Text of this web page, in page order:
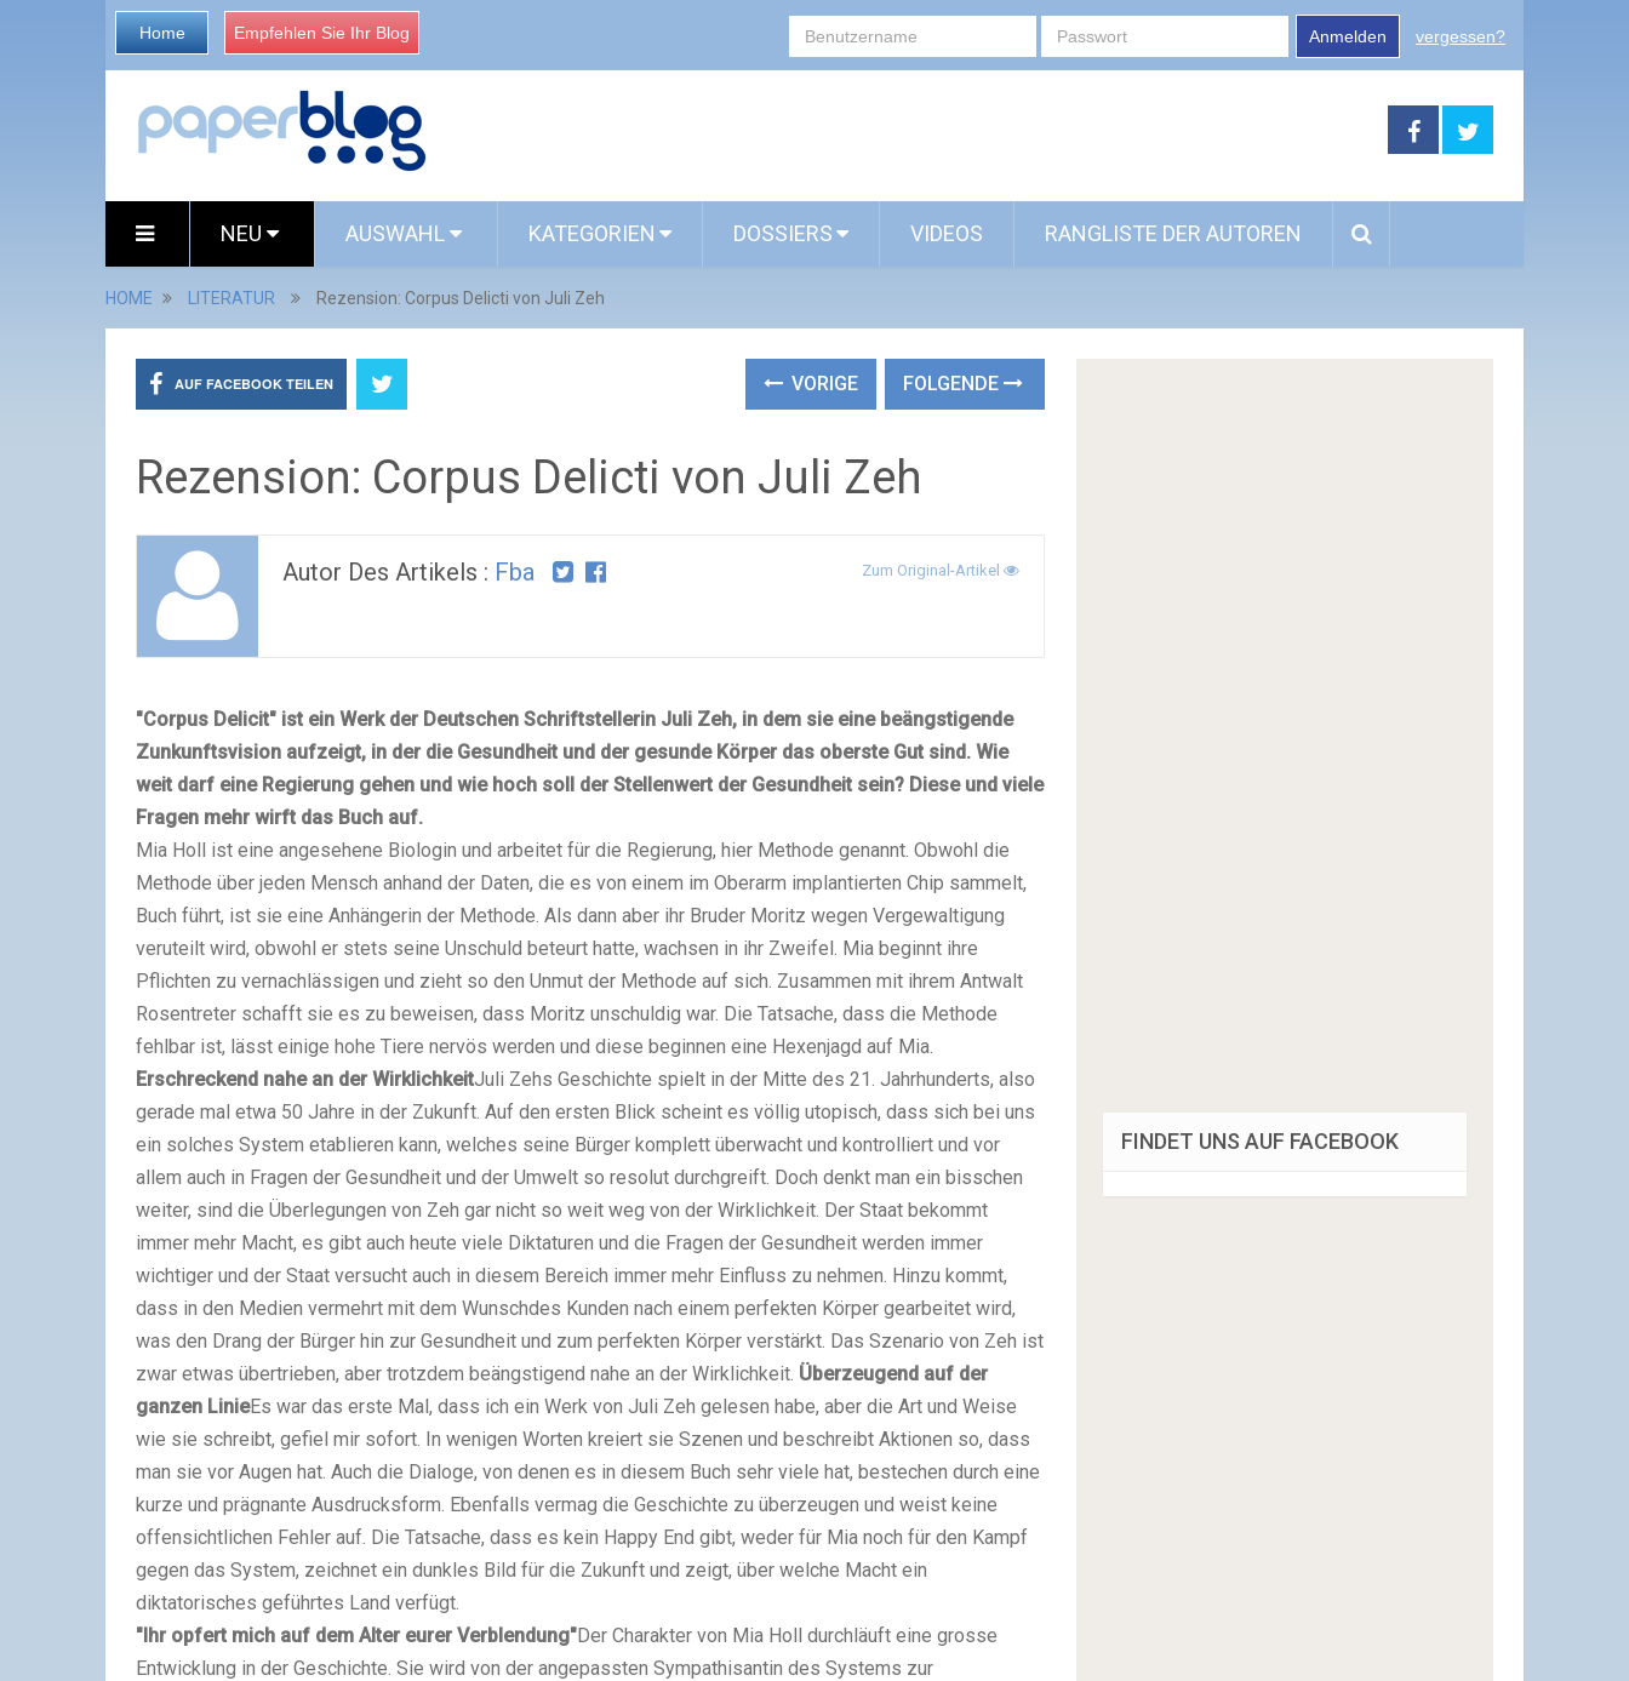
Home Empfehlen Sie Ihr Blog Anmelden vergessen?
NEU AUSWAHL KATEGORIEN DOSSIERS VIDEOS RANGLISTE DER AUTOREN
HOME LITERATUR Rezension: Corpus Delicti von Juli Zeh
AUF FACEBOOK TEILEN VORIGE FOLGENDE
Rezension: Corpus Delicti von Juli Zeh
Autor Des Artikels : Fba Zum Original-Artikel
"Corpus Delicit" ist ein Werk der Deutschen Schriftstellerin Juli Zeh, in dem sie eine beängstigende
Zunkunftsvision aufzeigt, in der die Gesundheit und der gesunde Körper das oberste Gut sind. Wie
weit darf eine Regierung gehen und wie hoch soll der Stellenwert der Gesundheit sein? Diese und viele
Fragen mehr wirft das Buch auf.
Mia Holl ist eine angesehene Biologin und arbeitet für die Regierung, hier Methode genannt. Obwohl die
Methode über jeden Mensch anhand der Daten, die es von einem im Oberarm implantierten Chip sammelt,
Buch führt, ist sie eine Anhängerin der Methode. Als dann aber ihr Bruder Moritz wegen Vergewaltigung
veruteilt wird, obwohl er stets seine Unschuld beteurt hatte, wachsen in ihr Zweifel. Mia beginnt ihre
Pflichten zu vernachlässigen und zieht so den Unmut der Methode auf sich. Zusammen mit ihrem Antwalt
Rosentreter schafft sie es zu beweisen, dass Moritz unschuldig war. Die Tatsache, dass die Methode
fehlbar ist, lässt einige hohe Tiere nervös werden und diese beginnen eine Hexenjagd auf Mia.
Erschreckend nahe an der WirklichkeitJuli Zehs Geschichte spielt in der Mitte des 21. Jahrhunderts, also
gerade mal etwa 50 Jahre in der Zukunft. Auf den ersten Blick scheint es völlig utopisch, dass sich bei uns
ein solches System etablieren kann, welches seine Bürger komplett überwacht und kontrolliert und vor
allem auch in Fragen der Gesundheit und der Umwelt so resolut durchgreift. Doch denkt man ein bisschen
weiter, sind die Überlegungen von Zeh gar nicht so weit weg von der Wirklichkeit. Der Staat bekommt
immer mehr Macht, es gibt auch heute viele Diktaturen und die Fragen der Gesundheit werden immer
wichtiger und der Staat versucht auch in diesem Bereich immer mehr Einfluss zu nehmen. Hinzu kommt,
dass in den Medien vermehrt mit dem Wunschdes Kunden nach einem perfekten Körper gearbeitet wird,
was den Drang der Bürger hin zur Gesundheit und zum perfekten Körper verstärkt. Das Szenario von Zeh ist
zwar etwas übertrieben, aber trotzdem beängstigend nahe an der Wirklichkeit. Überzeugend auf der
ganzen LinieEs war das erste Mal, dass ich ein Werk von Juli Zeh gelesen habe, aber die Art und Weise
wie sie schreibt, gefiel mir sofort. In wenigen Worten kreiert sie Szenen und beschreibt Aktionen so, dass
man sie vor Augen hat. Auch die Dialoge, von denen es in diesem Buch sehr viele hat, bestechen durch eine
kurze und prägnante Ausdrucksform. Ebenfalls vermag die Geschichte zu überzeugen und weist keine
offensichtlichen Fehler auf. Die Tatsache, dass es kein Happy End gibt, weder für Mia noch für den Kampf
gegen das System, zeichnet ein dunkles Bild für die Zukunft und zeigt, über welche Macht ein
diktatorisches geführtes Land verfügt.
"Ihr opfert mich auf dem Alter eurer Verblendung"Der Charakter von Mia Holl durchläuft eine grosse
Entwicklung in der Geschichte. Sie wird von der angepassten Sympathisantin des Systems zur
FINDET UNS AUF FACEBOOK